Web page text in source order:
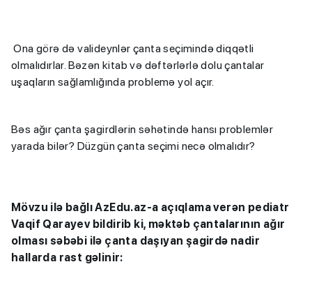
Ona görə də valideynlər çanta seçimində diqqətli
olmalıdırlar. Bəzən kitab və dəftərlərlə dolu çantalar
uşaqların sağlamlığında problemə yol açır.
Bəs ağır çanta şagirdlərin səhətində hansı problemlər
yarada bilər? Düzgün çanta seçimi necə olmalıdır?
Mövzu ilə bağlı AzEdu.az-a açıqlama verən pediatr
Vaqif Qarayev bildirib ki, məktəb çantalarının ağır
olması səbəbi ilə çanta daşıyan şagirdə nadir
hallarda rast gəlinir: